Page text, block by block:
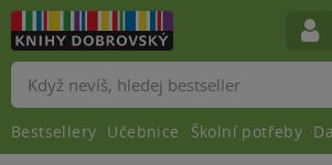
Vyhledávání
Bestsellery Učebnice Školní potřeby